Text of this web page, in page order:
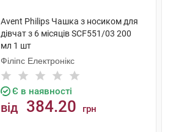
Avent Philips Чашка з носиком для
дівчат з 6 місяців SCF551/03 200
мл 1 шт
Філіпс Електронікс
Є в наявності
від 384.20 грн